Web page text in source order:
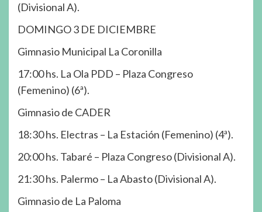
(Divisional A).
DOMINGO 3 DE DICIEMBRE
Gimnasio Municipal La Coronilla
17:00 hs. La Ola PDD – Plaza Congreso
(Femenino) (6ª).
Gimnasio de CADER
18:30 hs. Electras – La Estación (Femenino) (4ª).
20:00 hs. Tabaré – Plaza Congreso (Divisional A).
21:30 hs. Palermo – La Abasto (Divisional A).
Gimnasio de La Paloma